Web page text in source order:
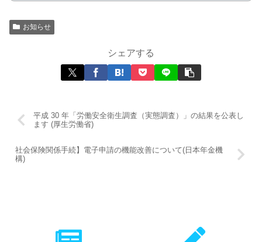
お知らせ
シェアする
平成 30 年「労働安全衛生調査（実態調査）」の結果を公表し
ます (厚生労働省)
社会保険関係手続】電子申請の機能改善について(日本年金機
構)